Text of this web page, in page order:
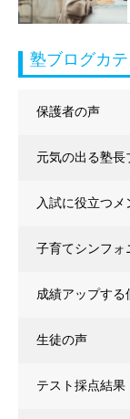
塾ブログカ
保護者の声
元気の出る塾長
入試に役立つ
子育てシンフォ
成績アップする
生徒の声
テスト採点結果